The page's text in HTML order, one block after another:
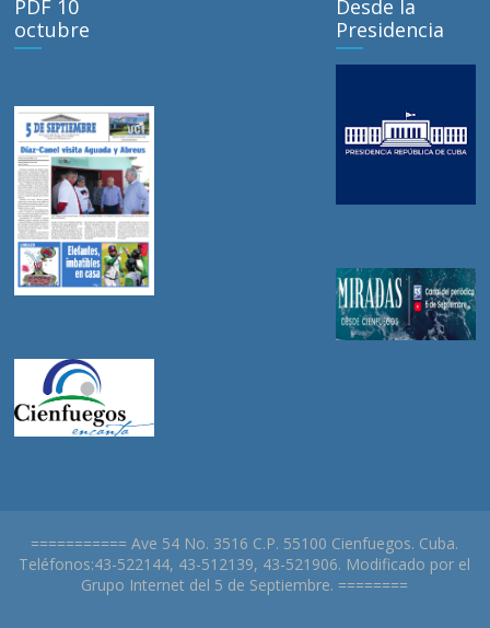
PDF 10
octubre
Desde la
Presidencia
=========== Ave 54 No. 3516 C.P. 55100 Cienfuegos. Cuba.
Teléfonos:43-522144, 43-512139, 43-521906. Modificado por el
Grupo Internet del 5 de Septiembre. ========